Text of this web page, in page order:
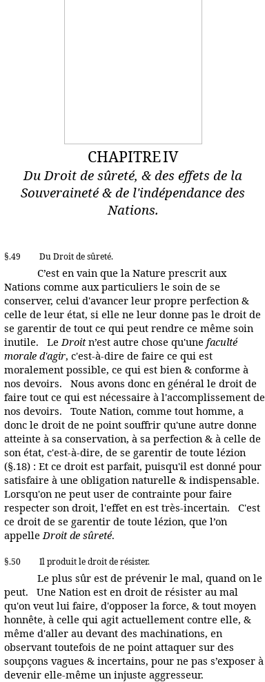
CHAPITREIV
Du Droit de sûreté, & des effets de la
Souveraineté & de l'indépendance des
Nations.
§.49 Du Droit de sûreté.
C’est en vain que la Nature prescrit aux
Nations comme aux particuliers le soin de se
conserver, celui d'avancer leur propre perfection &
celle de leur état, si elle ne leur donne pas le droit de
se garentir de tout ce qui peut rendre ce même soin
inutile. Le Droitn’est autre chose qu'une faculté
morale d'agir, c'est-à-dire de faire ce qui est
moralement possible, ce qui est bien & conforme à
nos devoirs. Nous avons donc en général le droit de
faire tout ce qui est nécessaire à l'accomplissement de
nos devoirs. Toute Nation, comme tout homme, a
donc le droit de ne point souffrir qu'une autre donne
atteinte à sa conservation, à sa perfection & à celle de
son état, c'est-à-dire, de se garentir de toute lézion
(§.18) : Et ce droit est parfait, puisqu'il est donné pour
satisfaire à une obligation naturelle & indispensable.
Lorsqu'on ne peut user de contrainte pour faire
respecter son droit, l'effet en est très-incertain. C'est
ce droit de se garentir de toute lézion, que l’on
appelle Droit de sûreté.
§.50 Il produit le droit de résister.
Le plus sûr est de prévenir le mal, quand on le
peut. Une Nation est en droit de résister au mal
qu'on veut lui faire, d'opposer la force, & tout moyen
honnête, à celle qui agit actuellement contre elle, &
même d'aller au devant des machinations, en
observant toutefois de ne point attaquer sur des
soupçons vagues & incertains, pour ne pas s’exposer à
devenir elle-même un injuste aggresseur.